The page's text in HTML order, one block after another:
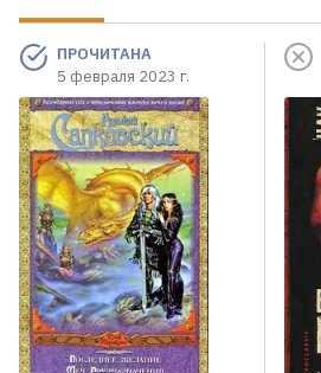
ПРОЧИТАНА
5 февраля 2023 г.